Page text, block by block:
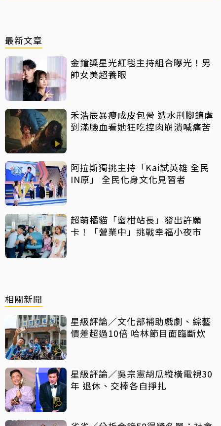
最新文章
金鐘獎星光紅毯主持組合曝光！男
帥女美超養眼
禾浩辰暴瘦成皮包骨 遭水刑腳鐐虐
到滿臉血看她狂吃控肉崩潰喊痛苦
阿拉斯獨挑主持「Kai試英雄 全民
IN原」 全民化身文化見習者
超萌橘貓「蜜柑站長」發出許願
卡！「營業中」挑戰幸福小夜市
相關新聞
星級評論／文化部補助戲劇、綜藝
價差超過10倍 哈林節目面臨斷炊
星級評論／吳宗憲胡瓜縱橫電視30
年 退休、交棒各自掙扎